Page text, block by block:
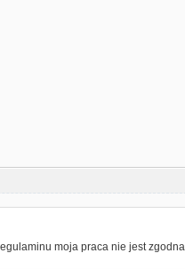
moja praca nie jest zgodna